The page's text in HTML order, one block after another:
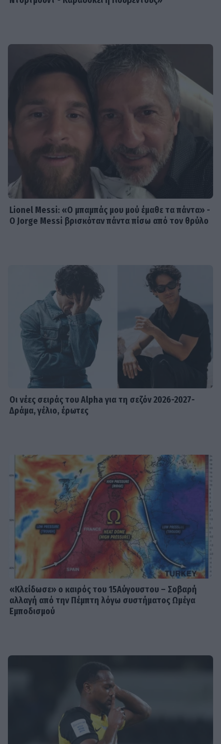
Lionel Messi: «Ο μπαμπάς μου μού έμαθε τα πάντα» -
Ο Jorge Messi βρισκόταν πάντα πίσω από τον θρύλο
Οι νέες σειράς του Alpha για τη σεζόν 2026-2027-
Δράμα, γέλιο, έρωτες
«Κλείδωσε» ο καιρός του 15Αύγουστου – Σοβαρή
αλλαγή από την Πέμπτη λόγω συστήματος Ωμέγα
Εμποδισμού